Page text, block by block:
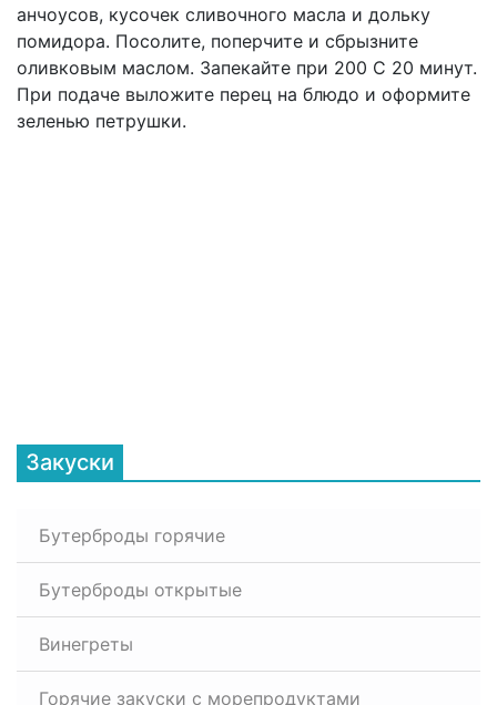
анчоусов, кусочек сливочного масла и дольку
помидора. Посолите, поперчите и сбрызните
оливковым маслом. Запекайте при 200 С 20 минут.
При подаче выложите перец на блюдо и оформите
зеленью петрушки.
Закуски
Бутерброды горячие
Бутерброды открытые
Винегреты
Горячие закуски с морепродуктами